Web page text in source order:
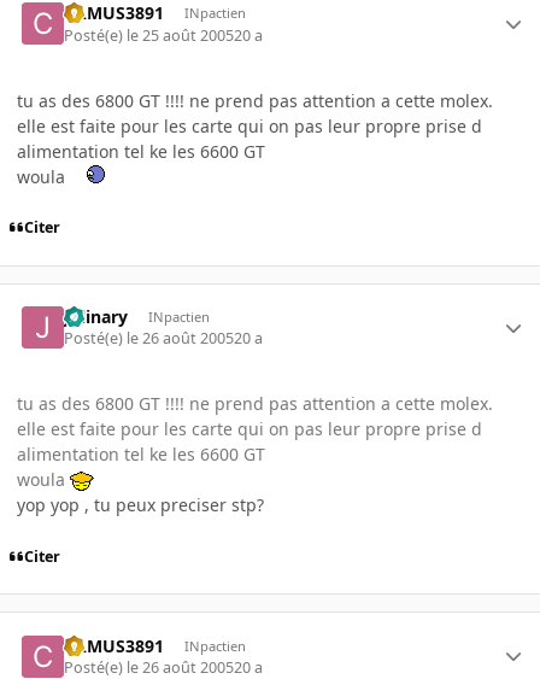
CAMUS3891 INpactien
Posté(e) le 25 août 200520 a
tu as des 6800 GT !!!! ne prend pas attention a cette molex.
elle est faite pour les carte qui on pas leur propre prise d
alimentation tel ke les 6600 GT
woula
Citer
Jolinary INpactien
Posté(e) le 26 août 200520 a
tu as des 6800 GT !!!! ne prend pas attention a cette molex.
elle est faite pour les carte qui on pas leur propre prise d
alimentation tel ke les 6600 GT
woula
yop yop , tu peux preciser stp?
Citer
CAMUS3891 INpactien
Posté(e) le 26 août 200520 a